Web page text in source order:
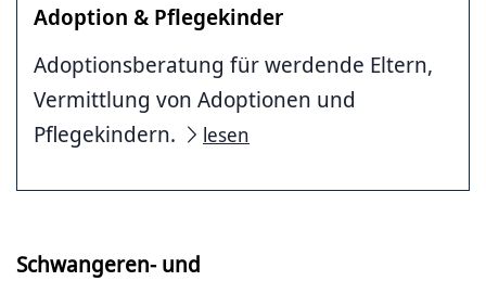
Adoption & Pflegekinder
Adoptionsberatung für werdende Eltern,
Vermittlung von Adoptionen und
Pflegekindern.
lesen
Schwangeren- und